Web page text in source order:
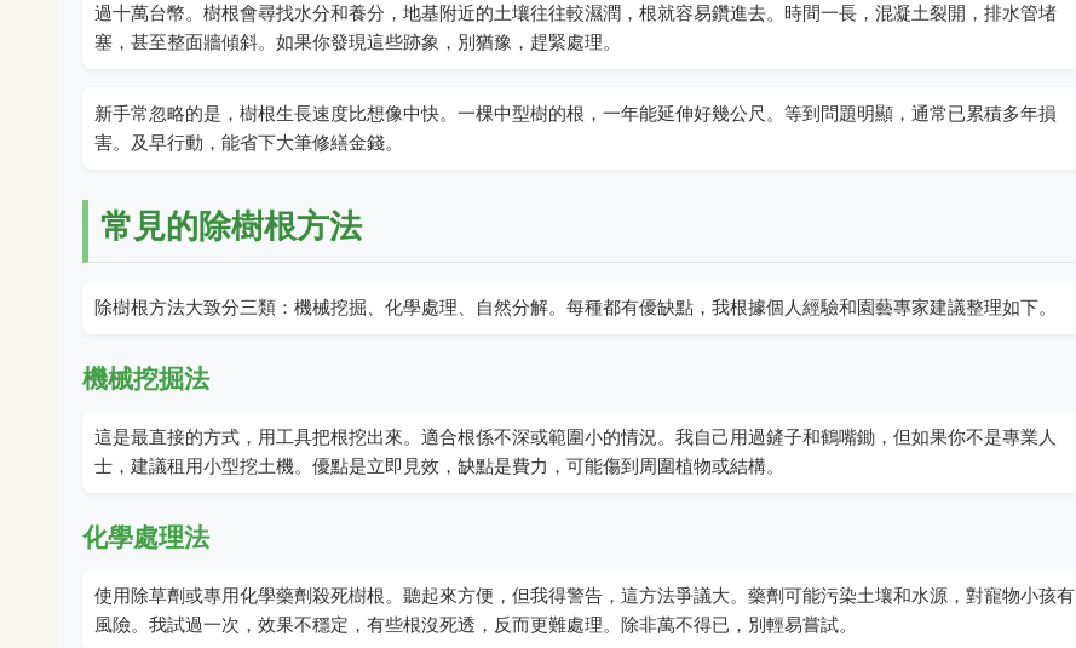
過十萬台幣。樹根會尋找水分和養分，地基附近的土壤往往較濕潤，根就容易鑽進去。時間一長，混凝土裂開，排水管堵
塞，甚至整面牆傾斜。如果你發現這些跡象，別猶豫，趕緊處理。
新手常忽略的是，樹根生長速度比想像中快。一棵中型樹的根，一年能延伸好幾公尺。等到問題明顯，通常已累積多年損
害。及早行動，能省下大筆修繕金錢。
常見的除樹根方法
除樹根方法大致分三類：機械挖掘、化學處理、自然分解。每種都有優缺點，我根據個人經驗和園藝專家建議整理如下。
機械挖掘法
這是最直接的方式，用工具把根挖出來。適合根係不深或範圍小的情況。我自己用過鏟子和鶴嘴鋤，但如果你不是專業人
士，建議租用小型挖土機。優點是立即見效，缺點是費力，可能傷到周圍植物或結構。
化學處理法
使用除草劑或專用化學藥劑殺死樹根。聽起來方便，但我得警告，這方法爭議大。藥劑可能污染土壤和水源，對寵物小孩有
風險。我試過一次，效果不穩定，有些根沒死透，反而更難處理。除非萬不得已，別輕易嘗試。